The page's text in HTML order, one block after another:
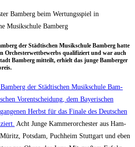
Bamberg beim Wertungsspiel in
Musikschule Bamberg
der Städ­ti­schen Musik­schu­le Bam­berg hat­te
Orches­ter­wett­be­werbs qua­li­fi­ziert und war auch
Bam­berg mit­teilt, erhielt das jun­ge Bam­ber­ger
der Städ­ti­schen Musik­schu­le Bam­
Vor­ent­schei­dung, dem Baye­ri­schen
Herbst für das Fina­le des Deut­schen
Acht Jun­ge Kam­mer­or­ches­ter aus Ham­
Pots­dam, Puch­heim Stutt­gart und eben